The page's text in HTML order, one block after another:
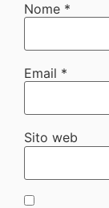
Nome *
Email *
Sito web